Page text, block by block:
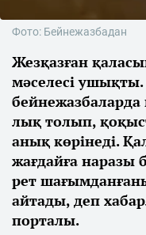
Фото: Бейнежазбадан
Жезқазған
мәселесі ушықты.
бейнежазбаларда
лық толып,
анық көрінеді.
жағдайға наразы
рет
айтады, деп
порталы.